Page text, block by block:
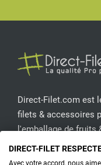
Direct-Filet.com est
filets & accessoires
l'emballage de fruits
DIRECT-FILET
Avec votre accord, nous